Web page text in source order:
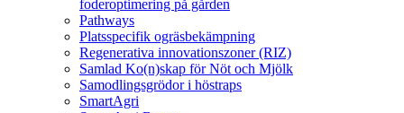
foderoptimering på gården
Pathways
Platsspecifik ogräsbekämpning
Regenerativa innovationszoner (RIZ)
Samlad Ko(n)skap för Nöt och Mjölk
Samodlingsgrödor i höstraps
SmartAgri